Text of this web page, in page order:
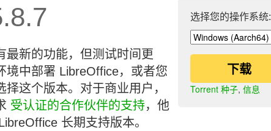
选择您的操作系统:
下载
Torrent 种子, 信息
最新的功能，但测试时间更
境中部署 LibreOffice，或者您
这个版本。对于商业用户，
受认证的合作伙伴的支持，他
长期支持版本。